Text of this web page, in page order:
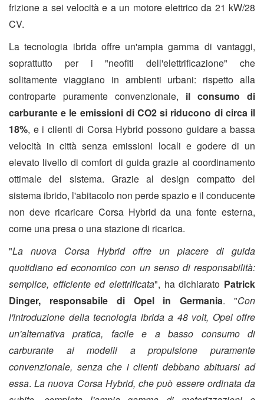
frizione a sei velocità e a un motore elettrico da 21 kW/28
CV.
La tecnologia ibrida offre un'ampia gamma di vantaggi,
soprattutto per i "neofiti dell'elettrificazione" che
solitamente viaggiano in ambienti urbani: rispetto alla
controparte puramente convenzionale, il consumo di
carburante e le emissioni di CO2 si riducono di circa il
18%, e i clienti di Corsa Hybrid possono guidare a bassa
velocità in città senza emissioni locali e godere di un
elevato livello di comfort di guida grazie al coordinamento
ottimale del sistema. Grazie al design compatto del
sistema ibrido, l'abitacolo non perde spazio e il conducente
non deve ricaricare Corsa Hybrid da una fonte esterna,
come una presa o una stazione di ricarica.
"La nuova Corsa Hybrid offre un piacere di guida
quotidiano ed economico con un senso di responsabilità:
semplice, efficiente ed elettrificata", ha dichiarato Patrick
Dinger, responsabile di Opel in Germania. "Con
l'introduzione della tecnologia ibrida a 48 volt, Opel offre
un'alternativa pratica, facile e a basso consumo di
carburante ai modelli a propulsione puramente
convenzionale, senza che i clienti debbano abituarsi ad
essa. La nuova Corsa Hybrid, che può essere ordinata da